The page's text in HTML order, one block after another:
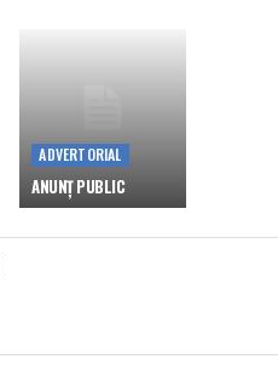
ADVERTORIAL
ANUNȚ PUBLIC